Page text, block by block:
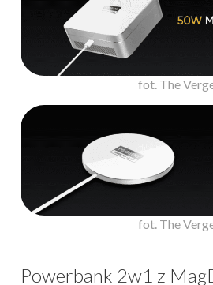
fot. The
fot. The
Powerbank 2w1 z